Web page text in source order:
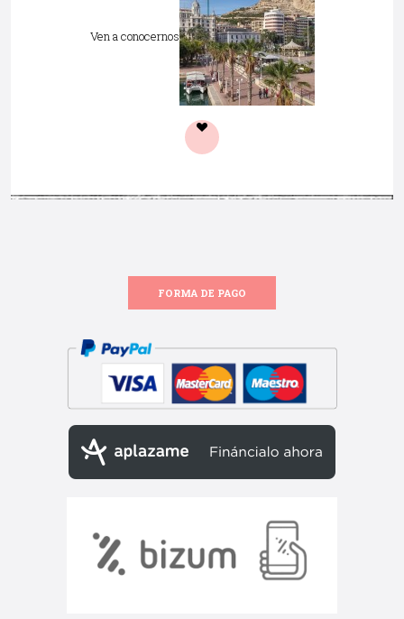
Ven a conocernos
FORMA DE PAGO